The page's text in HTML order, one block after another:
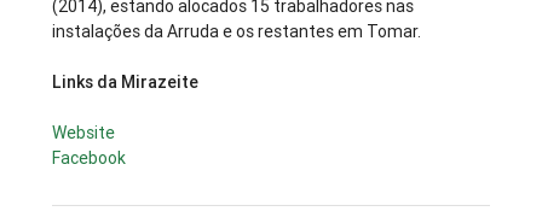
(2014), estando alocados 15 trabalhadores nas
instalações da Arruda e os restantes em Tomar.
Links da Mirazeite
Website
Facebook